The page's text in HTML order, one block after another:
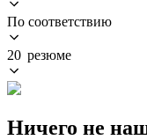
По соответствию
20 резюме
Ничего не